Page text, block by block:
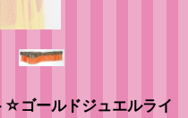
☆ゴールドジュエルライ